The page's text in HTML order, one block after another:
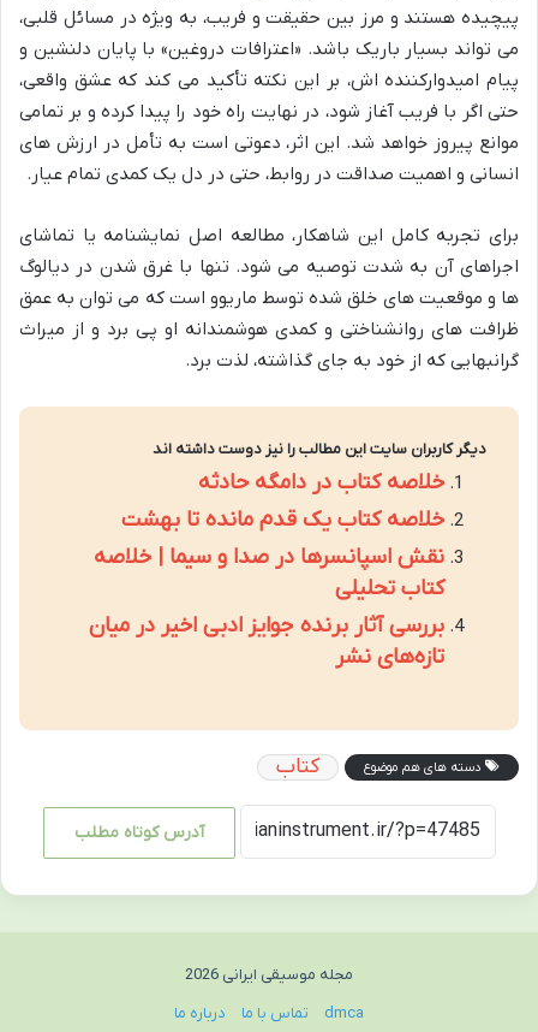
پیچیده هستند و مرز بین حقیقت و فریب، به ویژه در مسائل قلبی،
می تواند بسیار باریک باشد. «اعترافات دروغین» با پایان دلنشین و
پیام امیدوارکننده اش، بر این نکته تأکید می کند که عشق واقعی،
حتی اگر با فریب آغاز شود، در نهایت راه خود را پیدا کرده و بر تمامی
موانع پیروز خواهد شد. این اثر، دعوتی است به تأمل در ارزش های
انسانی و اهمیت صداقت در روابط، حتی در دل یک کمدی تمام عیار.
برای تجربه کامل این شاهکار، مطالعه اصل نمایشنامه یا تماشای
اجراهای آن به شدت توصیه می شود. تنها با غرق شدن در دیالوگ
ها و موقعیت های خلق شده توسط ماریوو است که می توان به عمق
ظرافت های روانشناختی و کمدی هوشمندانه او پی برد و از میراث
گرانبهایی که از خود به جای گذاشته، لذت برد.
دیگر کاربران سایت این مطالب را نیز دوست داشته اند
خلاصه کتاب در دامگه حادثه
خلاصه کتاب یک قدم مانده تا بهشت
نقش اسپانسرها در صدا و سیما | خلاصه
کتاب تحلیلی
بررسی آثار برنده جوایز ادبی اخیر در میان
تازه‌های نشر
دسته های هم موضوع کتاب
آدرس کوتاه مطلب
مجله موسیقی ایرانی 2026
dmca
تماس با ما درباره ما